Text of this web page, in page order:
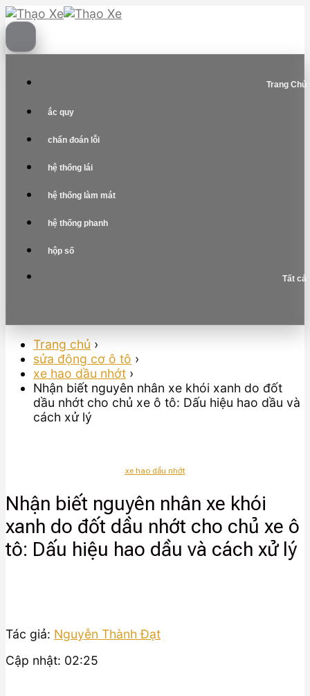
Skip
to
content
Trang Chủ
ắc quy
chẩn đoán lỗi
hệ thống lái
hệ thống làm mát
hệ thống phanh
hộp số
Tất cả
Trang chủ ›
sửa động cơ ô tô ›
xe hao dầu nhớt ›
Nhận biết nguyên nhân xe khói xanh do đốt
dầu nhớt cho chủ xe ô tô: Dấu hiệu hao dầu và
cách xử lý
xe hao dầu nhớt
Nhận biết nguyên nhân xe khói
xanh do đốt dầu nhớt cho chủ xe ô
tô: Dấu hiệu hao dầu và cách xử lý
Tác giả: Nguyễn Thành Đạt
Cập nhật: 02:25